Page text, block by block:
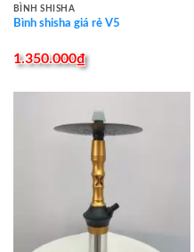
BÌNH SHISHA
Bình shisha giá rẻ V5
1.350.000₫